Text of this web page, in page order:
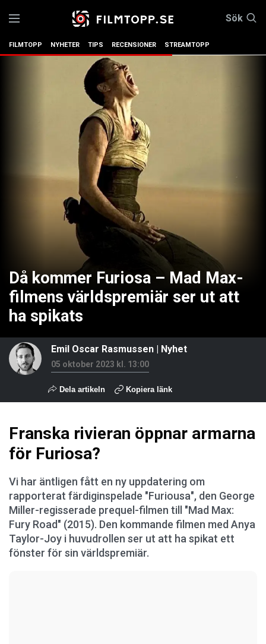
Sök
FILMTOPP NYHETER TIPS RECENSIONER STREAMTOPP
Då kommer Furiosa – Mad Max-
filmens världspremiär ser ut att
ha spikats
Emil Oscar Rasmussen | Nyhet
05 oktober 2023 kl. 13:00
Dela artikeln Kopiera länk
Franska rivieran öppnar armarna
för Furiosa?
Vi har äntligen fått en ny uppdatering om
rapporterat färdiginspelade "Furiousa", den George
Miller-regisserade prequel-filmen till "Mad Max:
Fury Road" (2015). Den kommande filmen med Anya
Taylor-Joy i huvudrollen ser ut att ha spikat ett
fönster för sin världspremiär.